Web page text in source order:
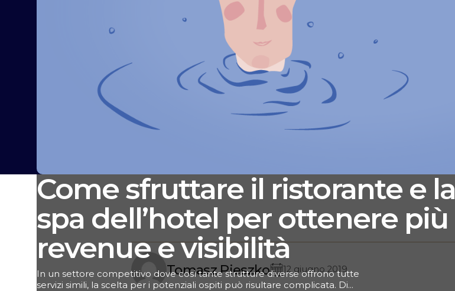
Come sfruttare il ristorante e la
spa dell’hotel per ottenere più
revenue e visibilità
In un settore competitivo dove così tante strutture diverse offrono tutte
servizi simili, la scelta per i potenziali ospiti può risultare complicata. Di
Tomasz Pieszko 12 giugno 2019